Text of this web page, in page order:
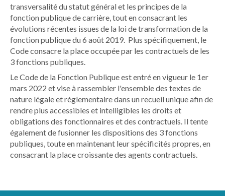
transversalité du statut général et les principes de la
fonction publique de carrière, tout en consacrant les
évolutions récentes issues de la loi de transformation de la
fonction publique du 6 août 2019. Plus spécifiquement, le
Code consacre la place occupée par les contractuels de les
3 fonctions publiques.
Le Code de la Fonction Publique est entré en vigueur le 1er
mars 2022 et vise à rassembler l'ensemble des textes de
nature légale et réglementaire dans un recueil unique afin de
rendre plus accessibles et intelligibles les droits et
obligations des fonctionnaires et des contractuels. Il tente
également de fusionner les dispositions des 3 fonctions
publiques, toute en maintenant leur spécificités propres, en
consacrant la place croissante des agents contractuels.